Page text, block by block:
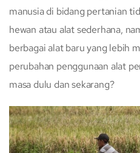
manusia di bidang pertanian
hewan atau alat sederhana,
berbagai alat baru yang lebih
perubahan penggunaan alat
masa dulu dan sekarang?